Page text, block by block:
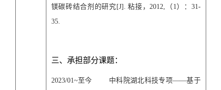
镁碳砖结合剂的研究 [J].粘接，2012, （ 1）： 31-
35.
三、承担部分课题：
2023/01~至今 中科院湖北科技专项——基于